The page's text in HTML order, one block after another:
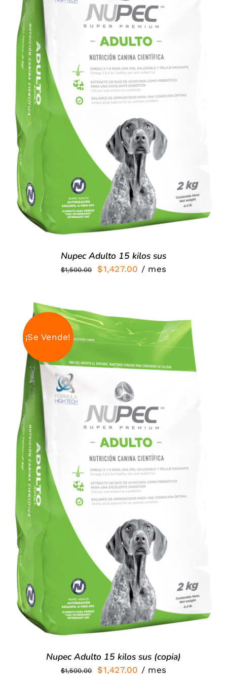
DETALLES
Nupec Adulto 15 kilos sus
$1,500.00
El
era:
$1,500.00.
$1,427.00 El
$1,427.00.
/ mes
¡Se Vende!
/
DETALLES
Nupec Adulto 15 kilos sus (copia)
$1,500.00
El
$1,427.00 El
/ mes